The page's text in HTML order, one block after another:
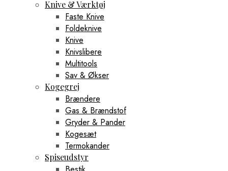
Knive & Værktøj
Faste Knive
Foldeknive
Knive
Knivslibere
Multitools
Sav & Økser
Kogegrej
Brændere
Gas & Brændstof
Gryder & Pander
Kogesæt
Termokander
Spiseudstyr